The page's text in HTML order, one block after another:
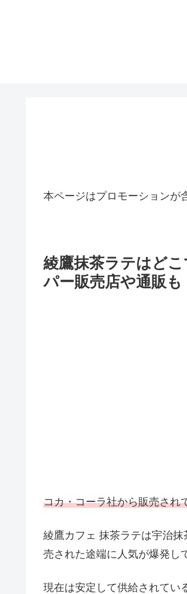
本ページはプロモーションが
綾鷹抹茶ラテはど
パー販売店や通販も
コカ・コーラ社から販売され
綾鷹カフェ 抹茶ラテは宇治抹
売された途端に人気が爆発し
現在は安定して供給されてい